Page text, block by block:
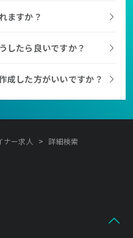
ますか？
したら良いですか？
成した方がいいですか？
ナー求人 > 詳細検索